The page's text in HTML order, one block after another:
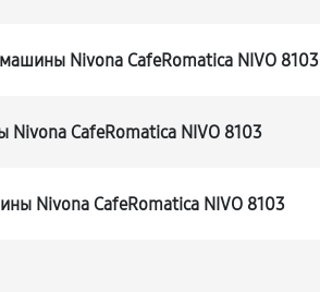
Nivona CafeRomatica NIVO 8103
CafeRomatica NIVO 8103
Nivona CafeRomatica NIVO 8103